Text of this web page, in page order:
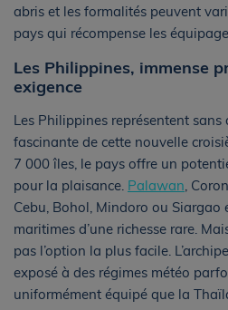
abris et les formalités peuvent
pays qui récompense les
Les Philippines, immense
exigence
Les Philippines représentent
fascinante de cette nouvelle
7 000 îles, le pays offre un
pour la plaisance. Palawan,
Cebu, Bohol, Mindoro ou Siargao
maritimes d’une richesse rare.
pas l’option la plus facile.
exposé à des régimes météo
uniformément équipé que la